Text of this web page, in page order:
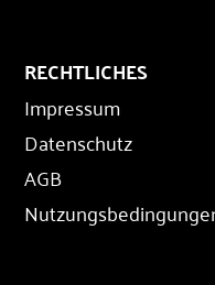
RECHTLICHES
Impressum
Datenschutz
AGB